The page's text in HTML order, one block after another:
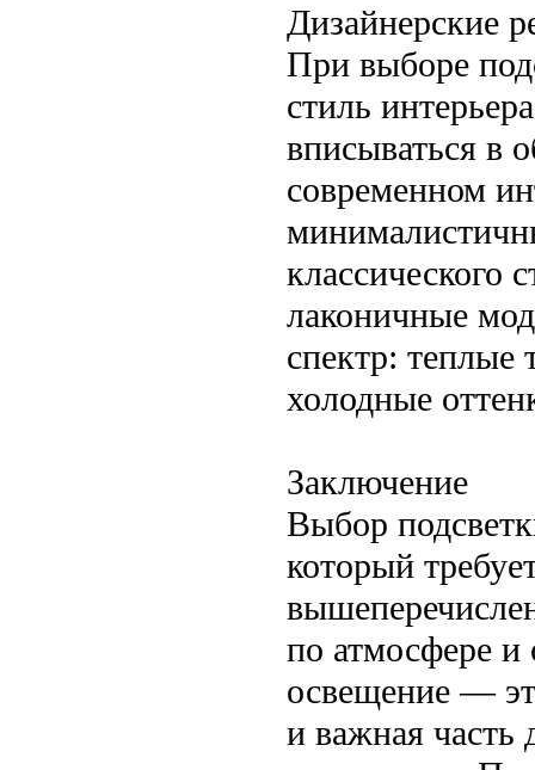
Дизайнерские
При выборе
стиль
вписываться
современном
классического
лаконичные
спектр: теплые
холодные
Заключение
Выбор
который
по атмосфере
освещение —
и важная часть